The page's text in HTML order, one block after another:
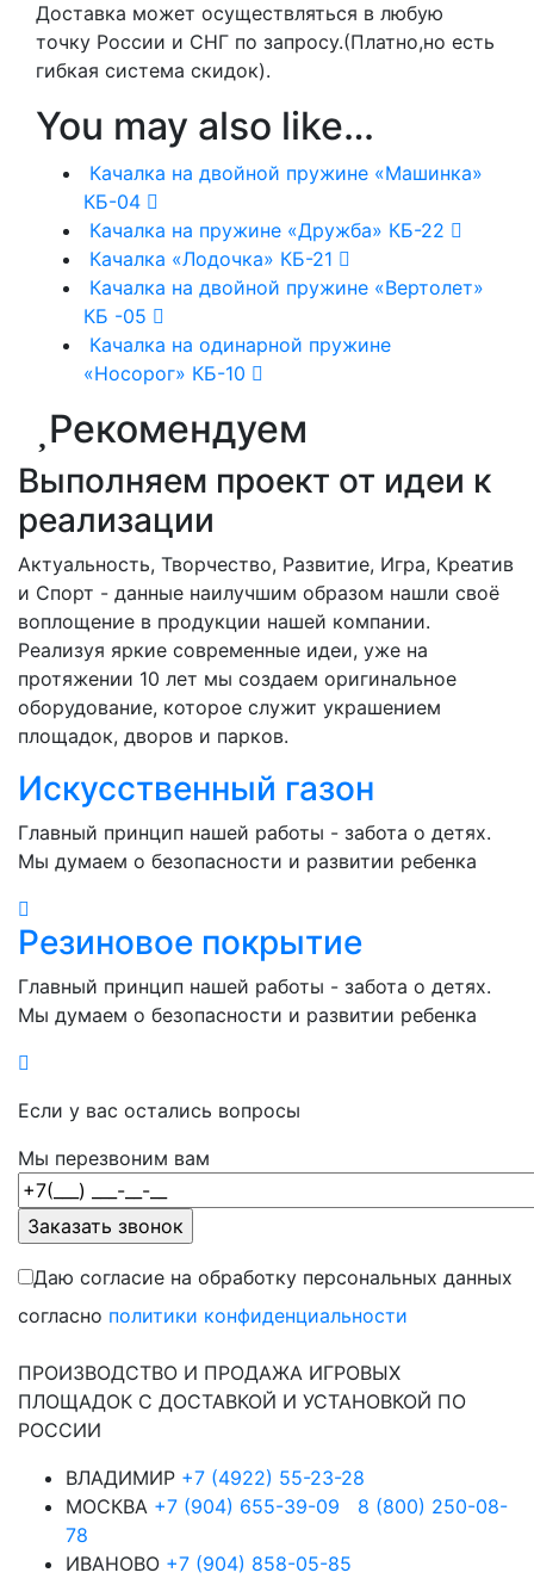
Доставка может осуществляться в любую
точку России и СНГ по запросу.(Платно,но есть
гибкая система скидок).
You may also like…
Качалка на двойной пружине «Машинка»
КБ-04
Качалка на пружине «Дружба» КБ-22
Качалка «Лодочка» КБ-21
Качалка на двойной пружине «Вертолет»
КБ -05
Качалка на одинарной пружине
«Носорог» КБ-10
Рекомендуем
Выполняем проект от идеи к
реализации
Актуальность, Творчество, Развитие, Игра, Креатив
и Спорт - данные наилучшим образом нашли своё
воплощение в продукции нашей компании.
Реализуя яркие современные идеи, уже на
протяжении 10 лет мы создаем оригинальное
оборудование, которое служит украшением
площадок, дворов и парков.
Искусственный газон
Главный принцип нашей работы - забота о детях.
Мы думаем о безопасности и развитии ребенка
Резиновое покрытие
Главный принцип нашей работы - забота о детях.
Мы думаем о безопасности и развитии ребенка
Если у вас остались вопросы
Мы перезвоним вам
Даю согласие на обработку персональных данных
согласно политики конфиденциальности
ПРОИЗВОДСТВО И ПРОДАЖА ИГРОВЫХ
ПЛОЩАДОК С ДОСТАВКОЙ И УСТАНОВКОЙ ПО
РОССИИ
ВЛАДИМИР +7 (4922) 55-23-28
МОСКВА +7 (904) 655-39-09
8 (800) 250-08-
78
ИВАНОВО +7 (904) 858-05-85